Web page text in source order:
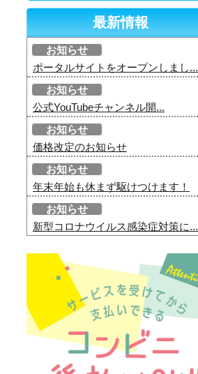
最新情報
お知らせ
ポータルサイトをオープンしまし...
お知らせ
公式YouTubeチャンネル開...
お知らせ
価格改定のお知らせ
お知らせ
年末年始も休まず駆けつけます！
お知らせ
新型コロナウイルス感染症対策に...